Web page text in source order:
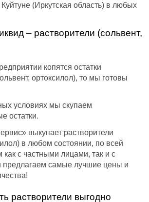
(Иркутская область) в любых
– растворители (сольвент,
копятся остатки
ортоксилол), то мы готовы
условиях мы скупаем
остатки.
выкупает растворители
в любом состоянии, по всей
как с частными лицами, так и с
предлагаем самые лучшие цены и
растворители выгодно